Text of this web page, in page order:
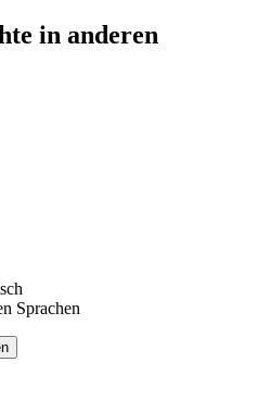
in anderen
Sprachen